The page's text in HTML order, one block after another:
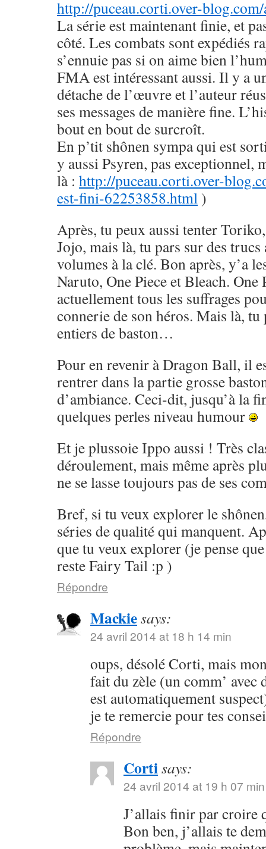
http://puceau.corti.over-
La série est maintenant finie, et
côté. Les combats sont expédiés
s’ennuie pas si on aime bien
FMA est intéressant aussi. Il y a
détache de l’œuvre et l’auteur
ses messages de manière fine.
bout en bout de surcroît.
En p’tit shônen sympa qui est
y aussi Psyren, pas exceptionnel,
là : http://puceau.corti.over-
est-fini-62253858.html )
Après, tu peux aussi tenter
Jojo, mais là, tu pars sur des trucs
volumes à la clé. Bon après, y’a
Naruto, One Piece et Bleach. One
actuellement tous les suffrages
connerie de son héros. Mais là,
entiers de baston…
Pour en revenir à Dragon Ball, il
rentrer dans la partie grosse
d’ambiance. Ceci-dit, jusqu’à la
quelques perles niveau humour
Et je plussoie Ippo aussi ! Très
déroulement, mais même après
ne se lasse toujours pas de ses
Bref, si tu veux explorer le
séries de qualité qui manquent.
que tu veux explorer (je pense
reste Fairy Tail :p )
Répondre
Mackiesays:
24 avril 2014 at 18 h 14 min
oups, désolé Corti, mais
fait du zèle (un comm’ avec
est automatiquement
je te remercie pour tes
Répondre
Cortisays:
24 avril 2014 at 19 h 07 min
J’allais finir par croire
Bon ben, j’allais te